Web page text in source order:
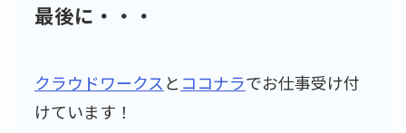
最後に・・・
クラウドワークスと ココナラでお仕事受け付
けています！